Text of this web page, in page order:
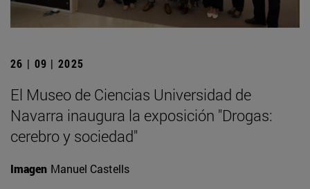
26 | 09 | 2025
El Museo de Ciencias Universidad de
Navarra inaugura la exposición "Drogas:
cerebro y sociedad"
Imagen Manuel Castells